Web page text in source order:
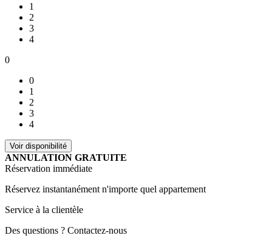
1
2
3
4
0
0
1
2
3
4
ANNULATION GRATUITE
Réservation immédiate
Réservez instantanément n'importe quel appartement
Service à la clientèle
Des questions ? Contactez-nous